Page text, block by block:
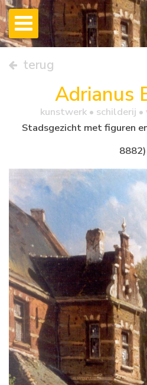
terug
Adrianus
kunstwerk • schilderij
Stadsgezicht met figuren
8882)